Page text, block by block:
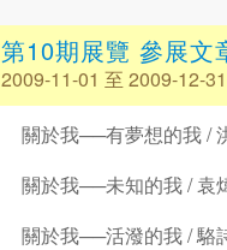
第10期展覽 參展文
2009-11-01 至 2009-12-31
關於我──有夢想的我 /
關於我──未知的我 / 袁
關於我──活潑的我 / 駱